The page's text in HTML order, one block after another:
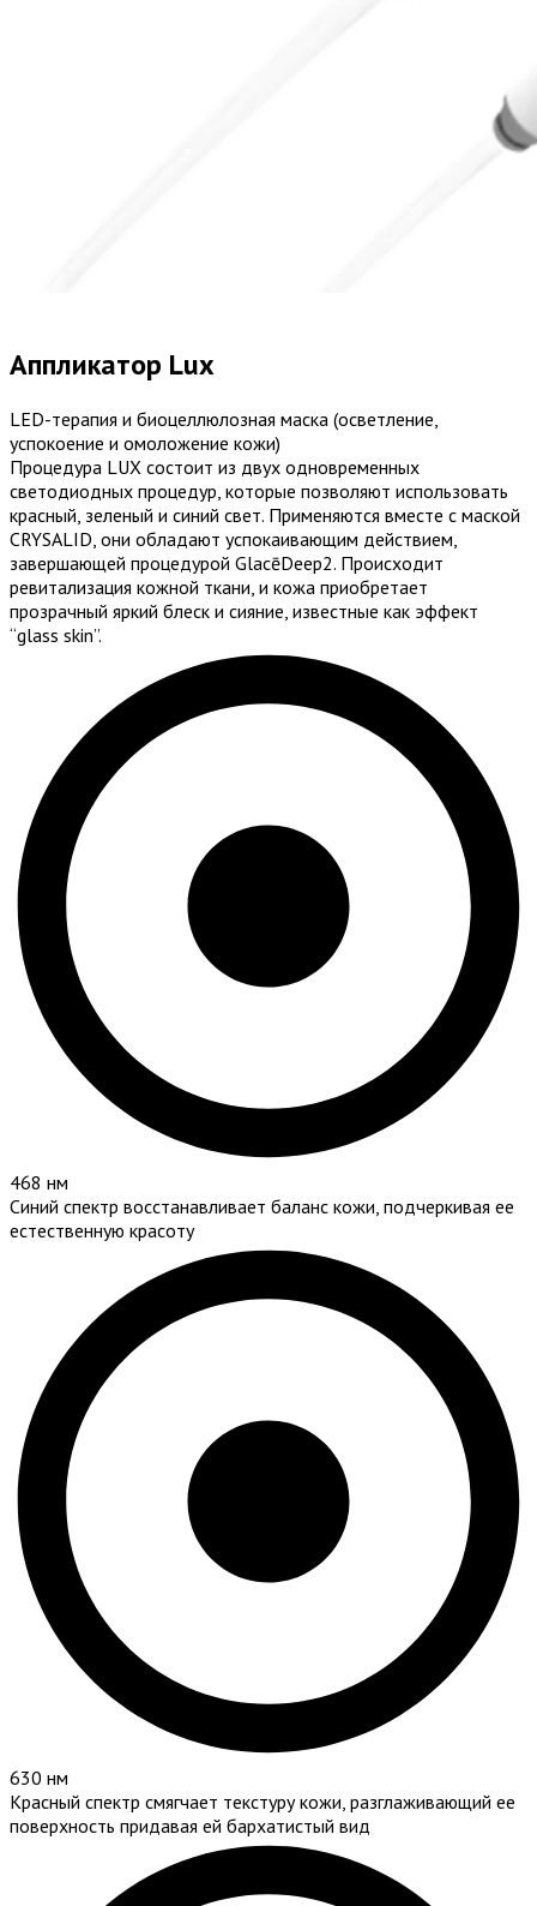
Аппликатор Lux
LED-терапия и биоцеллюлозная маска (осветление,
успокоение и омоложение кожи)
Процедура LUX состоит из двух одновременных
светодиодных процедур, которые позволяют использовать
красный, зеленый и синий свет. Применяются вместе с маской
CRYSALID, они обладают успокаивающим действием,
завершающей процедурой GlacēDeep2. Происходит
ревитализация кожной ткани, и кожа приобретает
прозрачный яркий блеск и сияние, известные как эффект
“glass skin”.
468 нм
Синий спектр восстанавливает баланс кожи, подчеркивая ее
естественную красоту
630 нм
Красный спектр смягчает текстуру кожи, разглаживающий ее
поверхность придавая ей бархатистый вид